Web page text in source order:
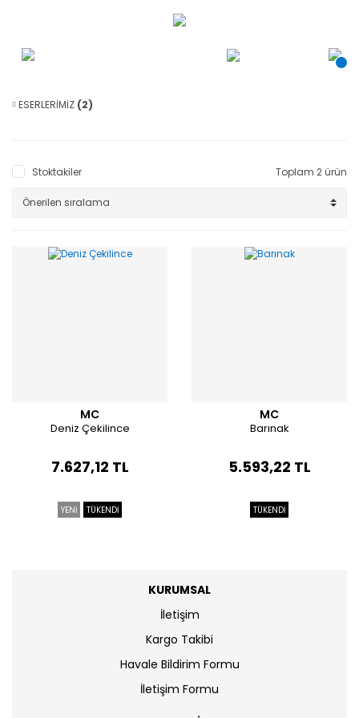
ESERLERİMİZ (2)
Stoktakiler Toplam 2 ürün
MC
Deniz Çekilince
7.627,12 TL
YENİ TÜKENDİ
MC
Barınak
5.593,22 TL
TÜKENDİ
KURUMSAL
İletişim
Kargo Takibi
Havale Bildirim Formu
İletişim Formu